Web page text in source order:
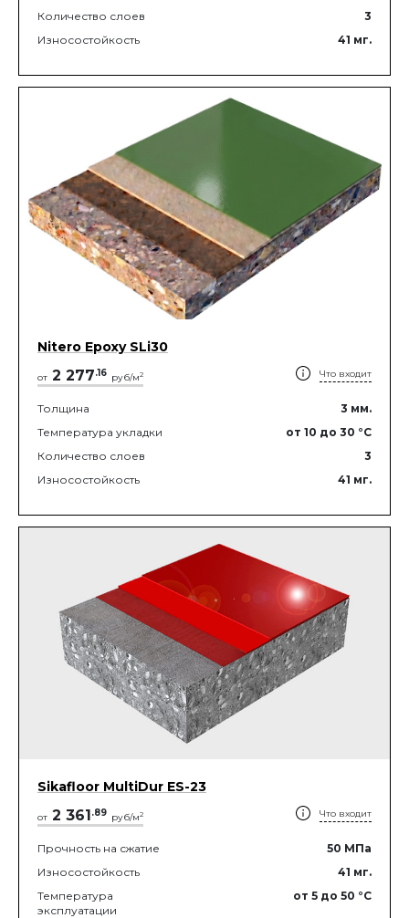
Количество слоев
3
Износостойкость
41 мг.
Nitero Epoxy SLi30
от 2 277.16 руб/м2 Что входит
Толщина 3 мм.
Температура укладки
от 10 до 30 °C
Количество слоев
3
Износостойкость
41 мг.
Sikafloor MultiDur ES-23
от 2 361.89 руб/м2 Что входит
Прочность на сжатие 50 МПа
Износостойкость
41 мг.
Температура
эксплуатации
от 5 до 50 °C